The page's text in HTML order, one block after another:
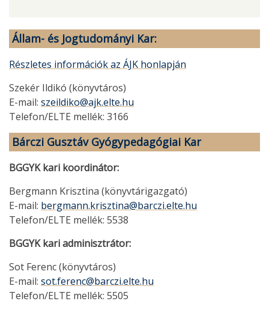
Állam- és Jogtudományi Kar:
Részletes információk az ÁJK honlapján
Szekér Ildikó (könyvtáros)
E-mail: szeildiko@ajk.elte.hu
Telefon/ELTE mellék: 3166
Bárczi Gusztáv Gyógypedagógiai Kar
BGGYK kari koordinátor:
Bergmann Krisztina (könyvtárigazgató)
E-mail: bergmann.krisztina@barczi.elte.hu
Telefon/ELTE mellék: 5538
BGGYK kari adminisztrátor:
Sot Ferenc (könyvtáros)
E-mail: sot.ferenc@barczi.elte.hu
Telefon/ELTE mellék: 5505